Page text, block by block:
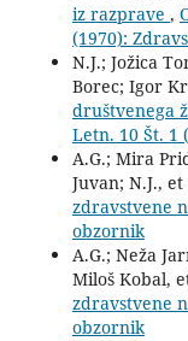
iz razprave ,
(1970):
N.J.; Jožica
Borec; Igor
društvenega
Letn. 10 Št. 1
A.G.; Mira
Juvan; N.J., et
zdravstvene
obzornik
A.G.; Neža
Miloš Kobal,
zdravstvene
obzornik